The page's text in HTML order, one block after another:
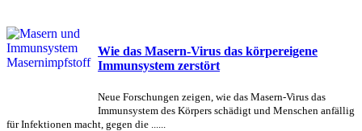
Wie das Masern-Virus das körpereigene
Immunsystem zerstört
Neue Forschungen zeigen, wie das Masern-Virus das
Immunsystem des Körpers schädigt und Menschen anfällig
für Infektionen macht, gegen die ......